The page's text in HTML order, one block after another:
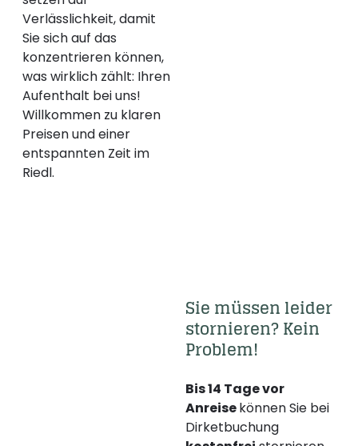
Verlässlichkeit, damit
Sie sich auf das
konzentrieren können,
was wirklich zählt: Ihren
Aufenthalt bei uns!
Willkommen zu klaren
Preisen und einer
entspannten Zeit im
Riedl.
Sie müssen leider
stornieren? Kein
Problem!
Bis 14 Tage vor
Anreisekönnen Sie bei
Dirketbuchung